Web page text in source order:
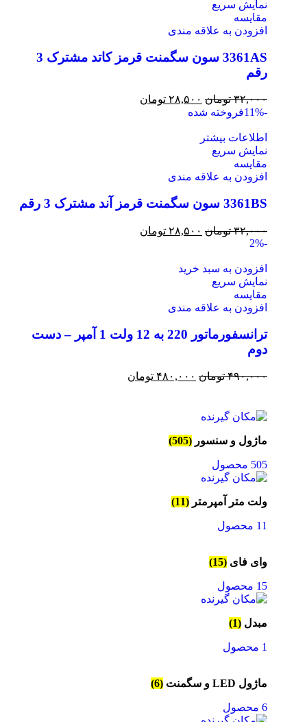
نمایش سریع
مقايسه
افزودن به علاقه مندی
3361AS سون سگمنت قرمز کاتد مشترک 3
رقم
۳۲,۰۰۰ تومان ۲۸,۵۰۰ تومان
-11%
فروخته شده
اطلاعات بیشتر
نمایش سریع
مقايسه
افزودن به علاقه مندی
3361BS سون سگمنت قرمز آند مشترک 3 رقم
۳۲,۰۰۰ تومان ۲۸,۵۰۰ تومان
-2%
افزودن به سبد خرید
نمایش سریع
مقايسه
افزودن به علاقه مندی
ترانسفورماتور 220 به 12 ولت 1 آمپر – دست
دوم
۴۹۰,۰۰۰ تومان ۴۸۰,۰۰۰ تومان
ماژول و سنسور (505)
505 محصول
ولت متر آمپرمتر (11)
11 محصول
وای فای (15)
15 محصول
مبدل (1)
1 محصول
ماژول LED و سگمنت (6)
6 محصول